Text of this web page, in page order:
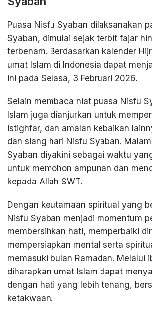
Puasa Nisfu Syaban dilaksanakan
Syaban, dimulai sejak terbit fajar
terbenam. Berdasarkan kalender
umat Islam di Indonesia dapat
ini pada Selasa, 3 Februari 2026.
Selain membaca niat puasa Nisfu
Islam juga dianjurkan untuk
istighfar, dan amalan kebaikan
dan siang hari Nisfu Syaban.
Syaban diyakini sebagai waktu
untuk memohon ampunan dan
kepada Allah SWT.
Dengan keutamaan spiritual yang
Nisfu Syaban menjadi momentum
membersihkan hati, memperbaiki
mempersiapkan mental serta
memasuki bulan Ramadan. Melalui
diharapkan umat Islam dapat
dengan hati yang lebih tenang,
ketakwaan.